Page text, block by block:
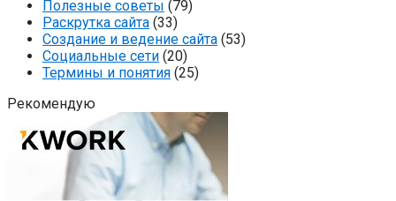
Полезные советы (79)
Раскрутка сайта (33)
Создание и ведение сайта (53)
Социальные сети (20)
Термины и понятия (25)
Рекомендую